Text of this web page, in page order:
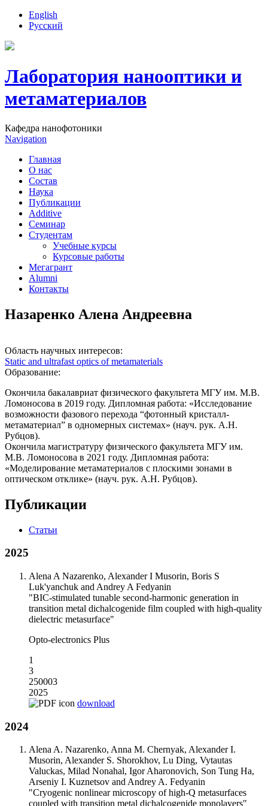
English
Русский
Лаборатория нанооптики и
метаматериалов
Кафедра нанофотоники
Navigation
Главная
О нас
Состав
Наука
Публикации
Additive
Семинар
Студентам
Учебные курсы
Курсовые работы
Мегагрант
Alumni
Контакты
Назаренко Алена Андреевна
Область научных интересов:
Static and ultrafast optics of metamaterials
Образование:
Окончила бакалавриат физического факультета МГУ им. М.В.
Ломоносова в 2019 году. Дипломная работа: «Исследование
возможности фазового перехода “фотонный кристалл-
метаматериал” в одномерных системах» (науч. рук. А.Н.
Рубцов).
Окончила магистратуру физического факультета МГУ им.
М.В. Ломоносова в 2021 году. Дипломная работа:
«Моделирование метаматериалов с плоскими зонами в
оптическом отклике» (науч. рук. А.Н. Рубцов).
Публикации
Статьи
2025
Alena A Nazarenko, Alexander I Musorin, Boris S
Luk'yanchuk and Andrey A Fedyanin
"BIC-stimulated tunable second-harmonic generation in
transition metal dichalcogenide film coupled with high-quality
dielectric metasurface"
Opto-electronics Plus
1
3
250003
2025
download
2024
Alena A. Nazarenko, Anna M. Chernyak, Alexander I.
Musorin, Alexander S. Shorokhov, Lu Ding, Vytautas
Valuckas, Milad Nonahal, Igor Aharonovich, Son Tung Ha,
Arseniy I. Kuznetsov and Andrey A. Fedyanin
"Cryogenic nonlinear microscopy of high-Q metasurfaces
coupled with transition metal dichalcogenide monolayers"